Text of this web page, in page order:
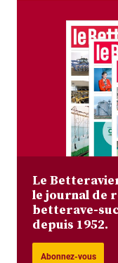
Le
le journal de
betterave-
depuis 1952.
Abonnez-vous